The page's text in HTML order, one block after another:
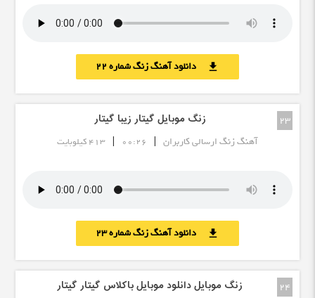
download دانلود آهنگ زنگ شماره 22
23 زنگ موبایل گیتار زیبا گیتار
آهنگ زنگ ارسالی کاربران |
00:26
| 413 کیلوبایت
download دانلود آهنگ زنگ شماره 23
24 زنگ موبایل دانلود موبایل باکلاس گیتار گیتار